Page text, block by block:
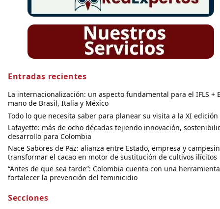
Entradas recientes
La internacionalización: un aspecto fundamental para el IFLS +
mano de Brasil, Italia y México
Todo lo que necesita saber para planear su visita a la XI edición
Lafayette: más de ocho décadas tejiendo innovación,
desarrollo para Colombia
Nace Sabores de Paz: alianza entre Estado, empresa y
transformar el cacao en motor de sustitución de cultivos ilícitos
“Antes de que sea tarde”: Colombia cuenta con una
fortalecer la prevención del feminicidio
Secciones